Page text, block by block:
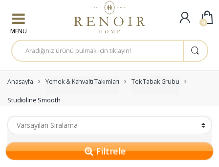
A
r
a
a
:
Anasayfa Yemek & Kahvaltı Takımları Tek Tabak Grubu
Studioline Smooth
Filtrele
0